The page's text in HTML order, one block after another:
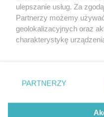
"Nigdy nie
od Jurka. Byłam już
dostałam..."
KONTAKT REKLAMA
ulepszanie usług. Za
Partnerzy możemy
geolokalizacyjnych oraz
charakterystykę
zmienić/wycofać klikając
znajdujący się w lewym
rodzaje przetwarzania
PARTNERZY